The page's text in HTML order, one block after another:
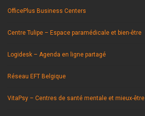
OfficePlus Business Centers
Centre Tulipe – Espace paramédicale et bien-être
Logidesk – Agenda en ligne partagé
Réseau EFT Belgique
VitaPsy – Centres de santé mentale et mieux-être